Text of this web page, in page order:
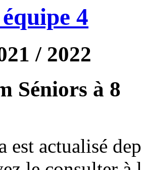
4
/ 2022
Séniors à 8
est actualisé